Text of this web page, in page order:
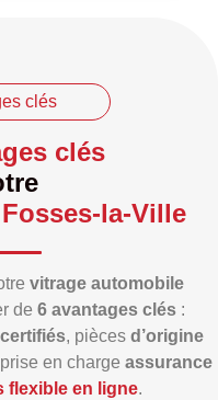
clés
clés
la-Ville
vitrage automobile
de 6 avantages clés:
, pièces d’origine
en charge assurance
flexible en ligne.